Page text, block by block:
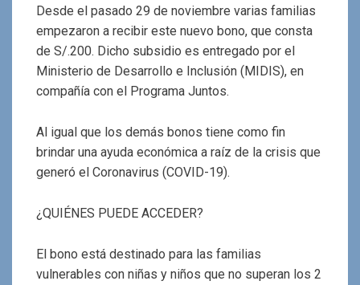
Desde el pasado 29 de noviembre varias familias
empezaron a recibir este nuevo bono, que consta
de S/.200. Dicho subsidio es entregado por el
Ministerio de Desarrollo e Inclusión (MIDIS), en
compañía con el Programa Juntos.
Al igual que los demás bonos tiene como fin
brindar una ayuda económica a raíz de la crisis que
generó el Coronavirus (COVID-19).
¿QUIÉNES PUEDE ACCEDER?
El bono está destinado para las familias
vulnerables con niñas y niños que no superan los 2